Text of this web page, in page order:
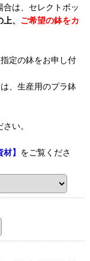
合は、セレクトボッ
、 ご希望の鉢をカ
定の鉢をお申し付
、生産用のプラ鉢
い。
】 をご覧くださ